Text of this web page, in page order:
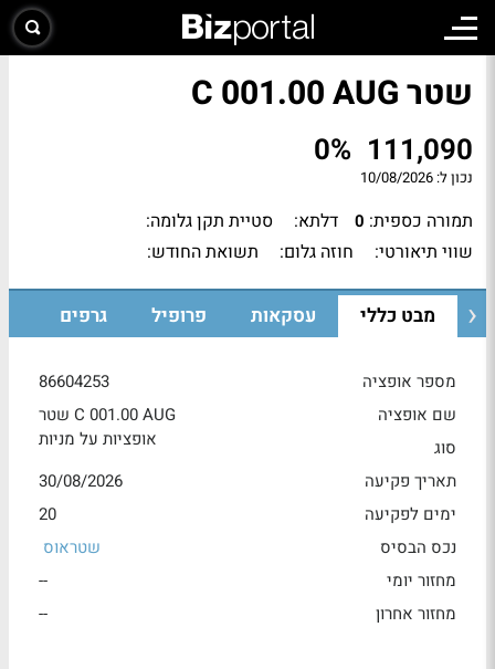
שטר C 001.00 AUG
111,090
0%
נכון ל: 10/08/2026
תמורה כספית: 0 דלתא:
סטיית תקן גלומה:
שווי תיאורטי:
חוזה גלום: תשואת החודש:
מבט כללי עסקאות פרופיל גרפים
מספר אופציה
86604253
שם אופציה
שטר C 001.00 AUG
סוג
אופציות על מניות
תאריך פקיעה
30/08/2026
ימים לפקיעה
20
נכס הבסיס
שטראוס
מחזור יומי
--
מחזור אחרון
--